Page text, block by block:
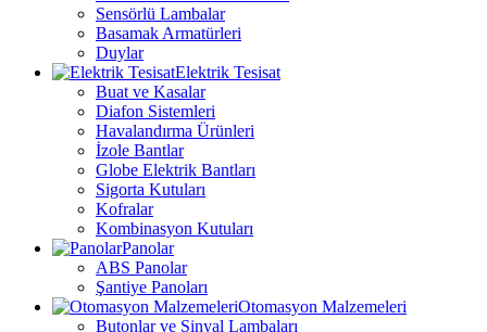
Sensörlü Lambalar
Basamak Armatürleri
Duylar
Elektrik Tesisat
Buat ve Kasalar
Diafon Sistemleri
Havalandırma Ürünleri
İzole Bantlar
Globe Elektrik Bantları
Sigorta Kutuları
Kofralar
Kombinasyon Kutuları
Panolar
ABS Panolar
Şantiye Panoları
Otomasyon Malzemeleri
Butonlar ve Sinyal Lambaları